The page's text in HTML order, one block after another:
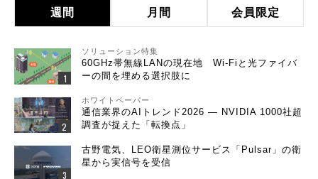
週間 月間 会員限定
ソリューション特集
60GHz帯無線LANの現在地 Wi-Fiと光ファイバ
ーの間を埋める選択肢に
ホワイトペーパー
通信業界のAIトレンド2026 ― NVIDIA 1000社超
調査が捉えた「転換点」
古野電気、LEO衛星測位サービス「Pulsar」の衛
星から実信号を受信